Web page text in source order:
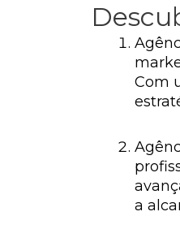
Com
a